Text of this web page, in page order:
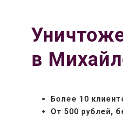
в
Более 10
От 500 рублей, б